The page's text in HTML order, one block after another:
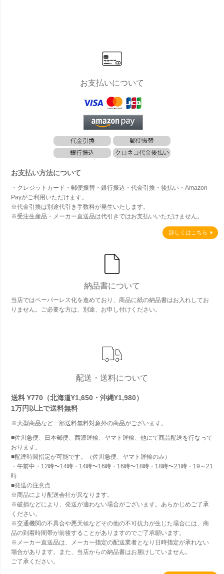
お支払いについて
お支払い方法について
・クレジットカード・郵便振替・銀行振込・代金引換・後払い・Amazon
Payがご利用いただけます。
※代金引換は別途代引き手数料が発生いたします。
※受注生産品・メーカー直送品は代引きではお支払いいただけません。
詳しくはこちら
納品書について
当店ではペーパーレス化を進めており、商品に紙の納品書はお入れしてお
りません。ご必要な方は、別途、お申し付けください。
配送・送料について
送料 ¥770（北海道¥1,650・沖縄¥1,980）
1万円以上で送料無料
※大型商品など一部送料無料対象外の商品がございます。
■佐川急便、日本郵便、西濃運輸、ヤマト運輸、他にて商品配送を行なって
おります。
■配達時間指定が可能です。（佐川急便、ヤマト運輸のみ）
・午前中・12時〜14時・14時〜16時・16時〜18時・18時〜21時・19～21
時
■発送の注意点
※商品により配送会社が異なります。
※破損などにより、発送が適わない場合がございます。あらかじめご了承
ください。
※交通機関の不具合や悪天候などその他の不可抗力が生じた場合には、商
品の到着時間帯が前後することがありますのでご了承願います。
※メーカー直送品は、メーカー指定の配送業者となり日時指定が承れない
場合があります。また、当店からの納品書はお届けしていません。
ご了承ください。